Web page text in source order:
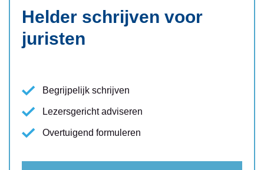
Helder schrijven voor
juristen
Begrijpelijk schrijven
Lezersgericht adviseren
Overtuigend formuleren